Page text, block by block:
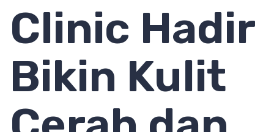
Clinic Hadir
Bikin Kulit